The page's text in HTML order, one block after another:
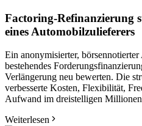
Factoring-Refinanzierung
eines Automobilzulieferers
Ein anonymisierter,
bestehendes
Verlängerung neu bewerten. Die
verbesserte Kosten, Flexibilität,
Aufwand im dreistelligen
Weiterlesen